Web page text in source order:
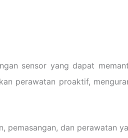
sensor yang dapat
perawatan proaktif,
pemasangan, dan perawatan